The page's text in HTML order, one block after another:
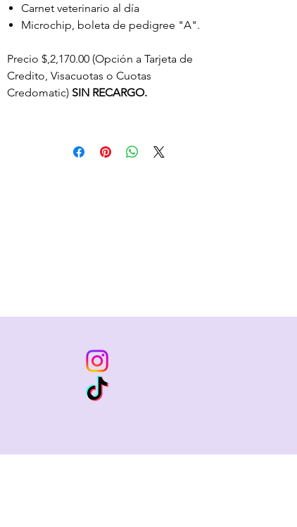
Carnet veterinario al día
Microchip, boleta de pedigree "A".
Precio $,2,170.00 (Opción a Tarjeta de
Credito, Visacuotas o Cuotas
Credomatic) SIN RECARGO.